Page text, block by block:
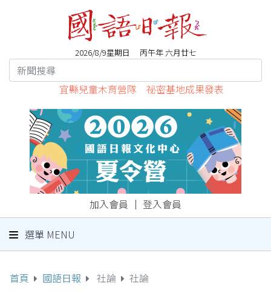
2026/8/9星期日 丙午年 六月廿七
宜縣兒童木育營隊 祕密基地成果發表
加入會員 ｜ 登入會員
選單 MENU
首頁 國語日報 社論 社論